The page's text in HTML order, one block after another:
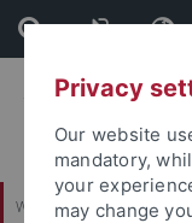
Skip
to
content
Skip
to
footer
Wirtschafts- und
Privacy
Our website
mandatory,
your
may change